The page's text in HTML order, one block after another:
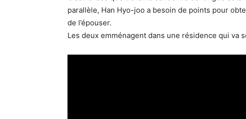
parallèle, Han Hyo-joo a besoin de points pour
de l’épouser.
Les deux emménagent dans une résidence qui va